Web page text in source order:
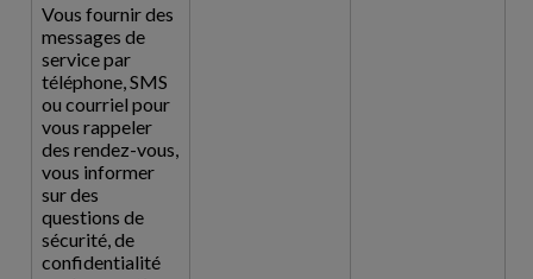
Vous fournir des
messages de
service par
téléphone, SMS
ou courriel pour
vous rappeler
des rendez-vous,
vous informer
sur des
questions de
sécurité, de
confidentialité